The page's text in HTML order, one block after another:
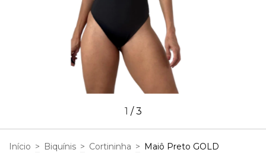
1 /3
Início > Biquínis > Cortininha > Maiô Preto GOLD